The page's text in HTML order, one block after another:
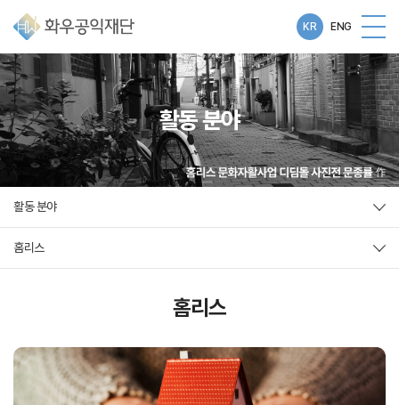
KR ENG
활동 분야
활동 분야
홈리스
홈리스